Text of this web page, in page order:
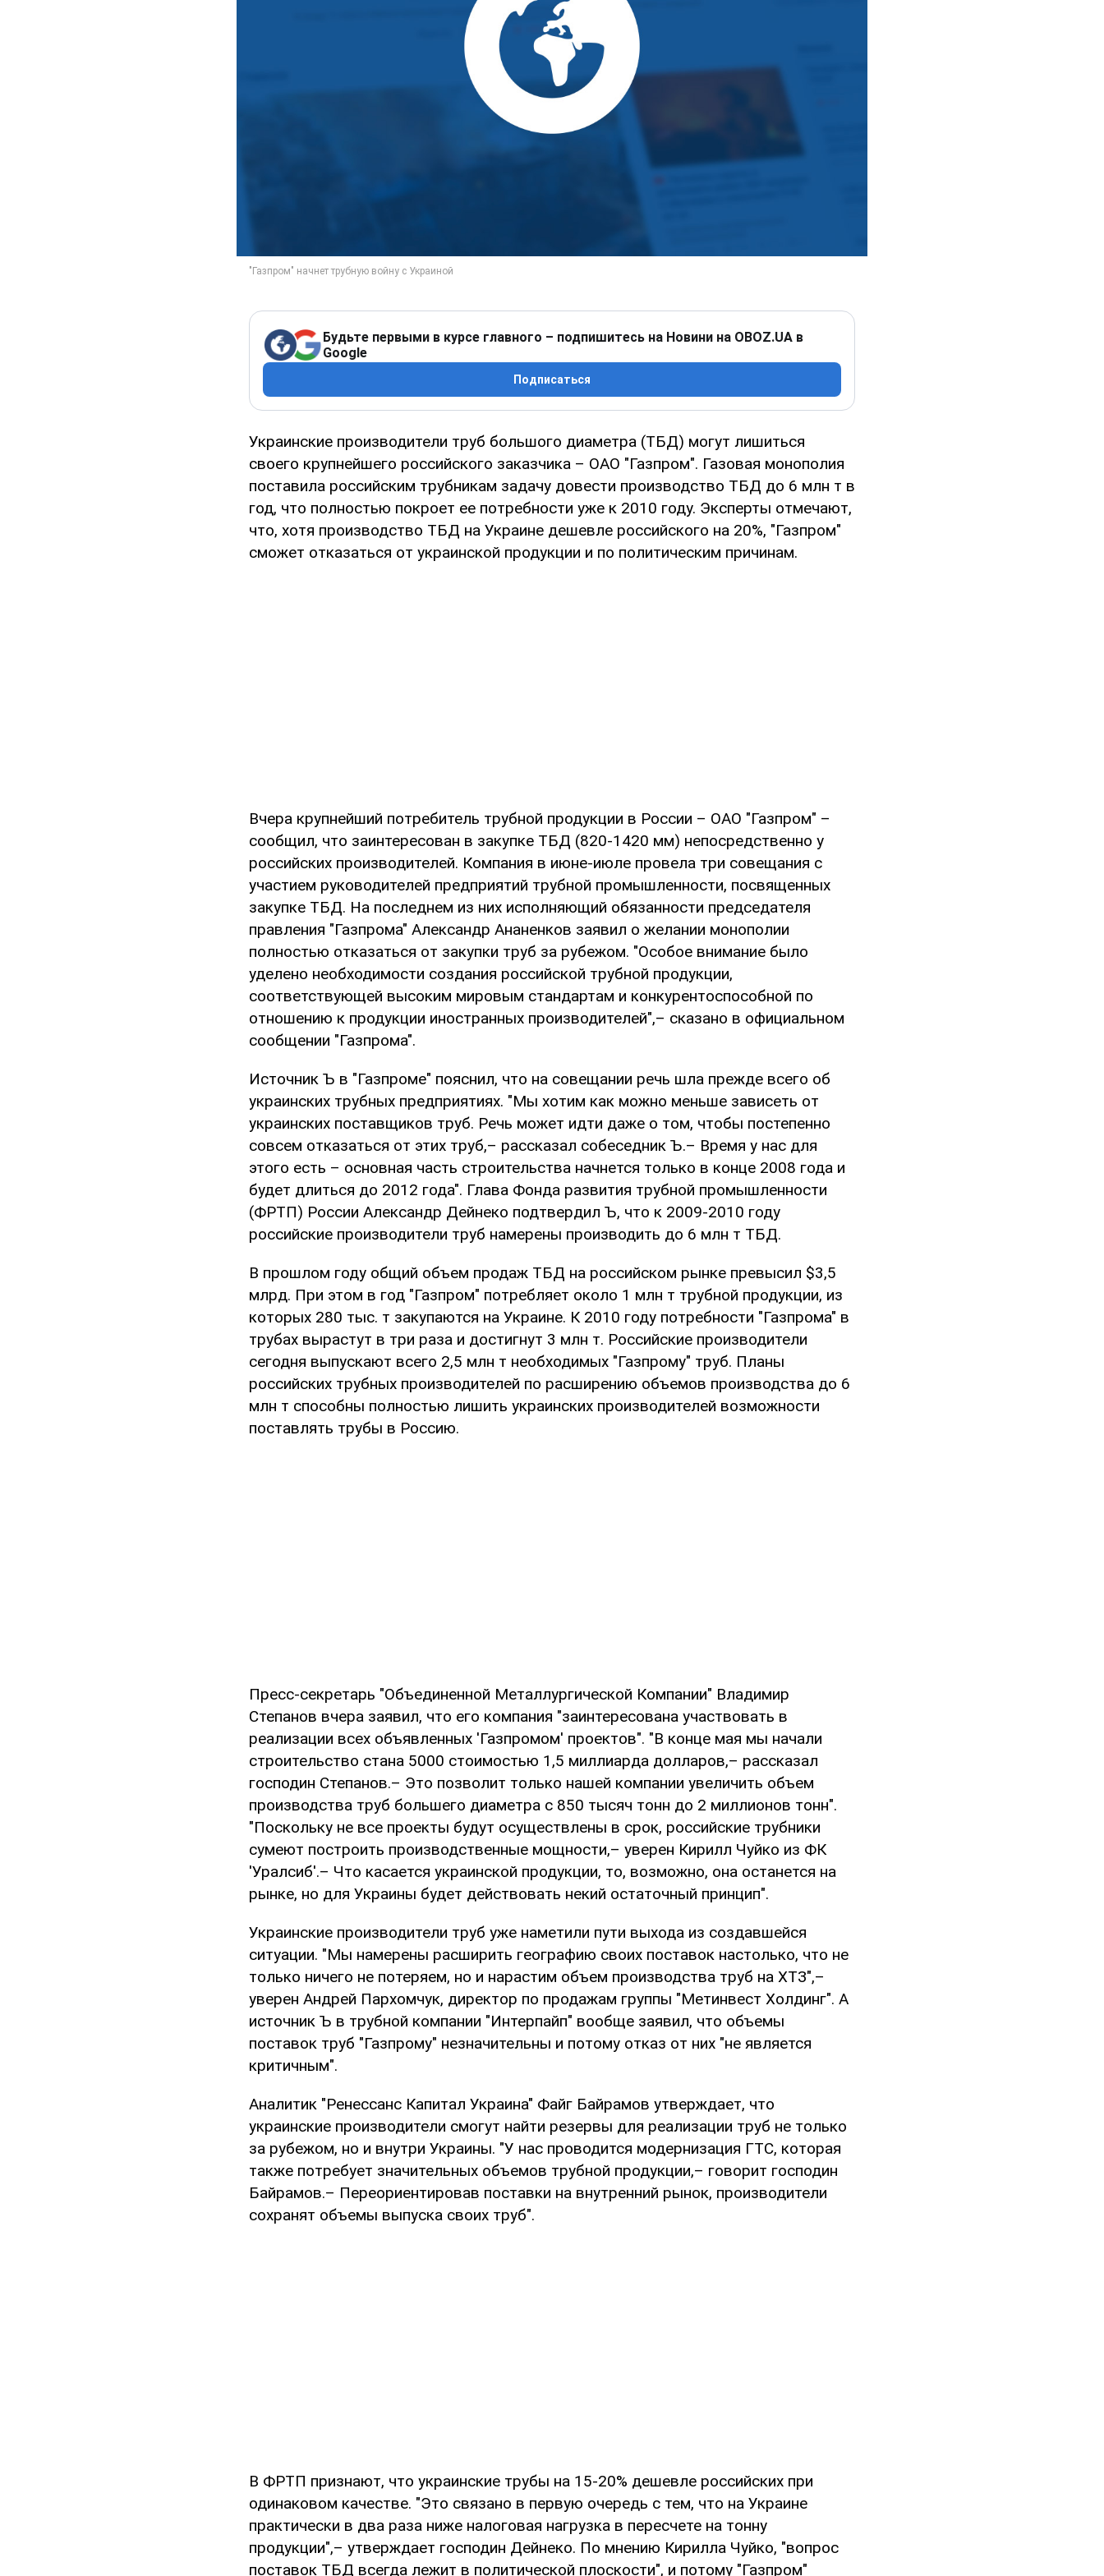
Будьте первыми в курсе главного – подпишитесь на Новини на OBOZ.UA в
Google
Подписаться
Украинские производители труб большого диаметра (ТБД) могут лишиться
своего крупнейшего российского заказчика – ОАО "Газпром". Газовая монополия
поставила российским трубникам задачу довести производство ТБД до 6 млн т в
год, что полностью покроет ее потребности уже к 2010 году. Эксперты отмечают,
что, хотя производство ТБД на Украине дешевле российского на 20%, "Газпром"
сможет отказаться от украинской продукции и по политическим причинам.
Вчера крупнейший потребитель трубной продукции в России – ОАО "Газпром" –
сообщил, что заинтересован в закупке ТБД (820-1420 мм) непосредственно у
российских производителей. Компания в июне-июле провела три совещания с
участием руководителей предприятий трубной промышленности, посвященных
закупке ТБД. На последнем из них исполняющий обязанности председателя
правления "Газпрома" Александр Ананенков заявил о желании монополии
полностью отказаться от закупки труб за рубежом. "Особое внимание было
уделено необходимости создания российской трубной продукции,
соответствующей высоким мировым стандартам и конкурентоспособной по
отношению к продукции иностранных производителей",– сказано в официальном
сообщении "Газпрома".
Источник Ъ в "Газпроме" пояснил, что на совещании речь шла прежде всего об
украинских трубных предприятиях. "Мы хотим как можно меньше зависеть от
украинских поставщиков труб. Речь может идти даже о том, чтобы постепенно
совсем отказаться от этих труб,– рассказал собеседник Ъ.– Время у нас для
этого есть – основная часть строительства начнется только в конце 2008 года и
будет длиться до 2012 года". Глава Фонда развития трубной промышленности
(ФРТП) России Александр Дейнеко подтвердил Ъ, что к 2009-2010 году
российские производители труб намерены производить до 6 млн т ТБД.
В прошлом году общий объем продаж ТБД на российском рынке превысил $3,5
млрд. При этом в год "Газпром" потребляет около 1 млн т трубной продукции, из
которых 280 тыс. т закупаются на Украине. К 2010 году потребности "Газпрома" в
трубах вырастут в три раза и достигнут 3 млн т. Российские производители
сегодня выпускают всего 2,5 млн т необходимых "Газпрому" труб. Планы
российских трубных производителей по расширению объемов производства до 6
млн т способны полностью лишить украинских производителей возможности
поставлять трубы в Россию.
Пресс-секретарь "Объединенной Металлургической Компании" Владимир
Степанов вчера заявил, что его компания "заинтересована участвовать в
реализации всех объявленных 'Газпромом' проектов". "В конце мая мы начали
строительство стана 5000 стоимостью 1,5 миллиарда долларов,– рассказал
господин Степанов.– Это позволит только нашей компании увеличить объем
производства труб большего диаметра с 850 тысяч тонн до 2 миллионов тонн".
"Поскольку не все проекты будут осуществлены в срок, российские трубники
сумеют построить производственные мощности,– уверен Кирилл Чуйко из ФК
'Уралсиб'.– Что касается украинской продукции, то, возможно, она останется на
рынке, но для Украины будет действовать некий остаточный принцип".
Украинские производители труб уже наметили пути выхода из создавшейся
ситуации. "Мы намерены расширить географию своих поставок настолько, что не
только ничего не потеряем, но и нарастим объем производства труб на ХТЗ",–
уверен Андрей Пархомчук, директор по продажам группы "Метинвест Холдинг". А
источник Ъ в трубной компании "Интерпайп" вообще заявил, что объемы
поставок труб "Газпрому" незначительны и потому отказ от них "не является
критичным".
Аналитик "Ренессанс Капитал Украина" Файг Байрамов утверждает, что
украинские производители смогут найти резервы для реализации труб не только
за рубежом, но и внутри Украины. "У нас проводится модернизация ГТС, которая
также потребует значительных объемов трубной продукции,– говорит господин
Байрамов.– Переориентировав поставки на внутренний рынок, производители
сохранят объемы выпуска своих труб".
В ФРТП признают, что украинские трубы на 15-20% дешевле российских при
одинаковом качестве. "Это связано в первую очередь с тем, что на Украине
практически в два раза ниже налоговая нагрузка в пересчете на тонну
продукции",– утверждает господин Дейнеко. По мнению Кирилла Чуйко, "вопрос
поставок ТБД всегда лежит в политической плоскости", и потому "Газпром"